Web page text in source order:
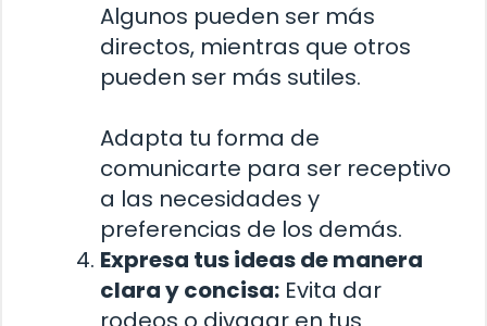
Algunos pueden ser más
directos, mientras que otros
pueden ser más sutiles.
Adapta tu forma de
comunicarte para ser receptivo
a las necesidades y
preferencias de los demás.
Expresa tus ideas de manera
clara y concisa: Evita dar